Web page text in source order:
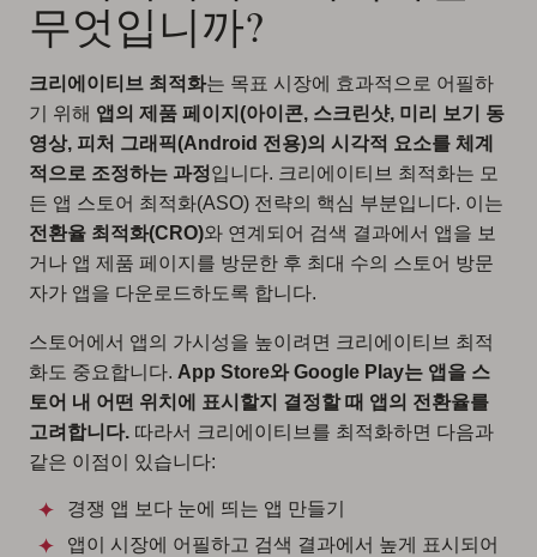
무엇입니까?
크리에이티브 최적화는 목표 시장에 효과적으로 어필하
기 위해 앱의 제품 페이지(아이콘, 스크린샷, 미리 보기 동
영상, 피처 그래픽(Android 전용)의 시각적 요소를 체계
적으로 조정하는 과정입니다. 크리에이티브 최적화는 모
든 앱 스토어 최적화(ASO) 전략의 핵심 부분입니다. 이는
전환율 최적화(CRO)와 연계되어 검색 결과에서 앱을 보
거나 앱 제품 페이지를 방문한 후 최대 수의 스토어 방문
자가 앱을 다운로드하도록 합니다.
스토어에서 앱의 가시성을 높이려면 크리에이티브 최적
화도 중요합니다. App Store와 Google Play는 앱을 스
토어 내 어떤 위치에 표시할지 결정할 때 앱의 전환율를
고려합니다. 따라서 크리에이티브를 최적화하면 다음과
같은 이점이 있습니다:
경쟁 앱 보다 눈에 띄는 앱 만들기
앱이 시장에 어필하고 검색 결과에서 높게 표시되어